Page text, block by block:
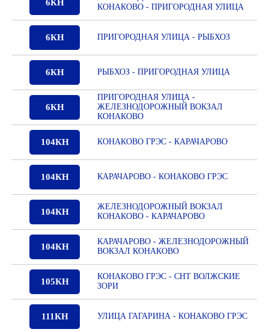
6КН
КОНАКОВО - ПРИГОРОДНАЯ УЛИЦА
6КН ПРИГОРОДНАЯ УЛИЦА - РЫБХОЗ
6КН РЫБХОЗ - ПРИГОРОДНАЯ УЛИЦА
6КН
ПРИГОРОДНАЯ УЛИЦА -
ЖЕЛЕЗНОДОРОЖНЫЙ ВОКЗАЛ
КОНАКОВО
104КН КОНАКОВО ГРЭС - КАРАЧАРОВО
104КН КАРАЧАРОВО - КОНАКОВО ГРЭС
104КН
ЖЕЛЕЗНОДОРОЖНЫЙ ВОКЗАЛ
КОНАКОВО - КАРАЧАРОВО
104КН
КАРАЧАРОВО - ЖЕЛЕЗНОДОРОЖНЫЙ
ВОКЗАЛ КОНАКОВО
105КН
КОНАКОВО ГРЭС - СНТ ВОЛЖСКИЕ
ЗОРИ
111КН УЛИЦА ГАГАРИНА - КОНАКОВО ГРЭС